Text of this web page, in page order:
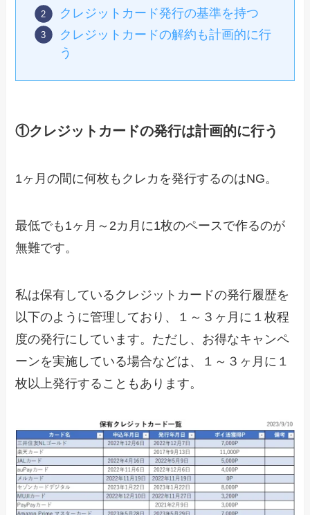
クレジットカード発行の基準を持つ
クレジットカードの解約も計画的に行
う
①クレジットカードの発行は計画的に行う
1ヶ月の間に何枚もクレカを発行するのはNG。
最低でも1ヶ月～2カ月に1枚のペースで作るのが
無難です。
私は保有しているクレジットカードの発行履歴を
以下のように管理しており、１～３ヶ月に１枚程
度の発行にしています。ただし、お得なキャンペ
ーンを実施している場合などは、１～３ヶ月に１
枚以上発行することもあります。